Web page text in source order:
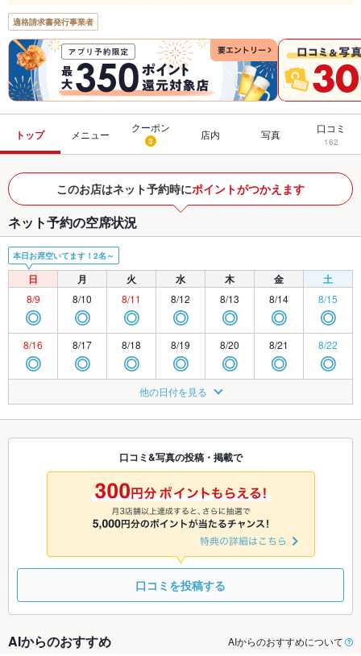
適格請求書発行事業者
トップ メニュー
クーポン
3 店内 写真 口コミ
162
このお店はネット予約時にポイントがつかえます
ネット予約の空席状況
本日お席空いてます！2名～
日 月 火 水 木 金 土
8/9
◎
8/10
◎
8/11
◎
8/12
◎
8/13
◎
8/14
◎
8/15
◎
8/16
◎
8/17
◎
8/18
◎
8/19
◎
8/20
◎
8/21
◎
8/22
◎
◎ ◎
8/25
◎
8/26
◎
8/27
◎ ◎ ◎
8/30 8/31 9/1
◎
9/2
◎
9/3
◎
9/4 9/5
9/8
◎ ◎ ◎ ◎
他の日付を見る
口コミ&写真の投稿・掲載で
口コミを投稿する
AIからのおすすめ AIからのおすすめについて